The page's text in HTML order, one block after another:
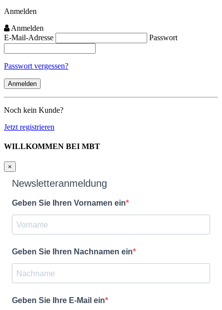
Anmelden
Anmelden
E-Mail-Adresse
Passwort
Passwort vergessen?
Noch kein Kunde?
Jetzt registrieren
WILLKOMMEN BEI MBT
×
Newsletteranmeldung
Geben Sie Ihren Vornamen ein
Geben Sie Ihren Nachnamen ein
Geben Sie Ihre E-Mail ein